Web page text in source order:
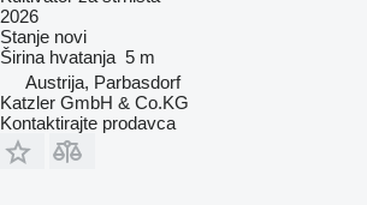
2026
Stanje novi
Širina hvatanja 5 m
Austrija, Parbasdorf
Katzler GmbH & Co.KG
Kontaktirajte prodavca